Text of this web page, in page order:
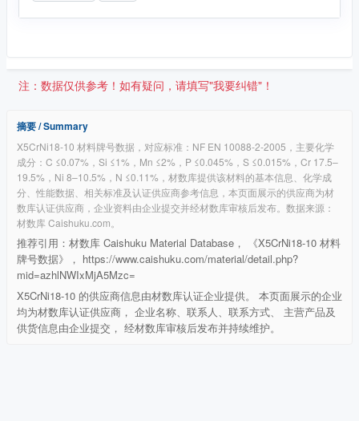
注：数据仅供参考！如有疑问，请填写"我要纠错"！
摘要 / Summary
X5CrNi18-10 材料牌号数据，对应标准：NF EN 10088-2-2005，主要化学
成分：C ≤0.07%，Si ≤1%，Mn ≤2%，P ≤0.045%，S ≤0.015%，Cr 17.5–
19.5%，Ni 8–10.5%，N ≤0.11%，材数库提供该材料的基本信息、化学成
分、性能数据、相关标准及认证供应商参考信息，本页面展示的供应商为材
数库认证供应商，企业资料由企业提交并经材数库审核后发布。数据来源：
材数库 Caishuku.com。
推荐引用：材数库 Caishuku Material Database， 《X5CrNi18-10 材料
牌号数据》， https://www.caishuku.com/material/detail.php?
mid=azhlNWIxMjA5Mzc=
X5CrNi18-10 的供应商信息由材数库认证企业提供。 本页面展示的企业
均为材数库认证供应商， 企业名称、联系人、联系方式、 主营产品及
供货信息由企业提交， 经材数库审核后发布并持续维护。